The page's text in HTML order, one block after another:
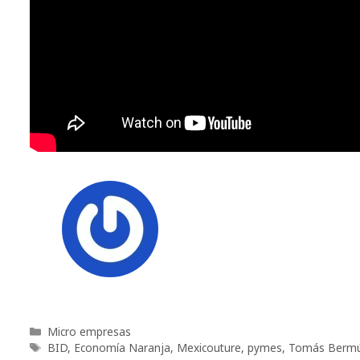
Categorías
Micro empresas
Etiquetas
BID, Economía Naranja, Mexicouture, pymes, Tomás